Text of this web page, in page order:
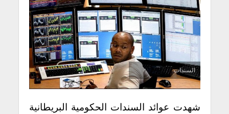
السندات
شهدت عوائد السندات الحكومية البريطانية